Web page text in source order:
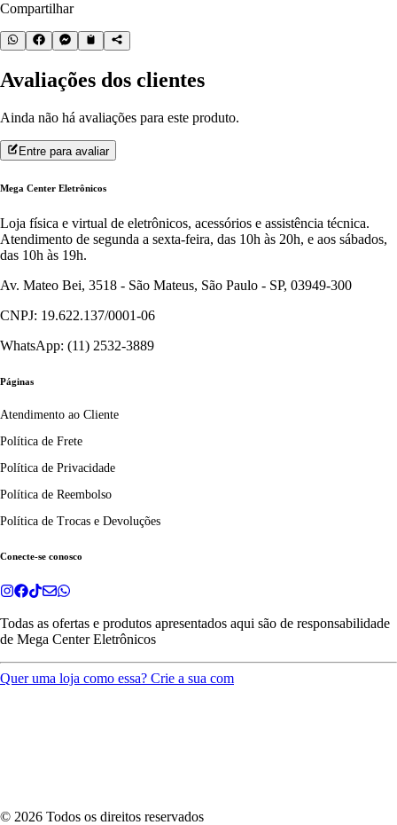
Compartilhar
Avaliações dos clientes
Ainda não há avaliações para este produto.
Entre para avaliar
Mega Center Eletrônicos
Loja física e virtual de eletrônicos, acessórios e assistência técnica.
Atendimento de segunda a sexta-feira, das 10h às 20h, e aos sábados,
das 10h às 19h.
Av. Mateo Bei, 3518 - São Mateus, São Paulo - SP, 03949-300
CNPJ: 19.622.137/0001-06
WhatsApp: (11) 2532-3889
Páginas
Atendimento ao Cliente
Política de Frete
Política de Privacidade
Política de Reembolso
Política de Trocas e Devoluções
Conecte-se conosco
Todas as ofertas e produtos apresentados aqui são de responsabilidade
de Mega Center Eletrônicos
Quer uma loja como essa? Crie a sua com
© 2026 Todos os direitos reservados